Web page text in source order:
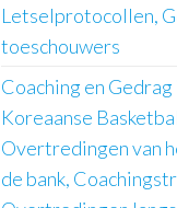
Letselprotocollen,
toeschouwers
Coaching en
Koreaanse
Overtredingen van
de bank,